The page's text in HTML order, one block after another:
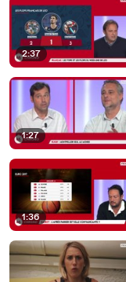
2:37
1:27
1:36